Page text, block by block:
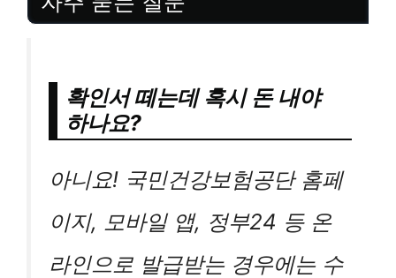
확인서 떼는데 혹시 돈 내야
하나요?
아니요! 국민건강보험공단 홈페
이지, 모바일 앱, 정부24 등 온
라인으로 발급받는 경우에는 수